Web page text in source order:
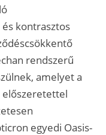
kontrasztos
rendszerű
amelyet a
előszeretettel
egyedi Oasis-